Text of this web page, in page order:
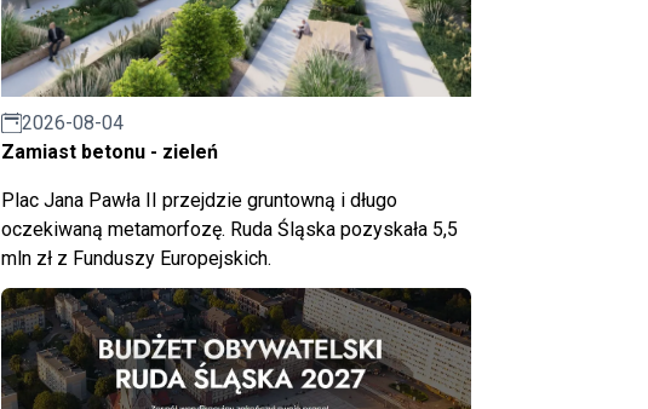
2026-08-04
Zamiast betonu - zieleń
Plac Jana Pawła II przejdzie gruntowną i długo
oczekiwaną metamorfozę. Ruda Śląska pozyskała 5,5
mln zł z Funduszy Europejskich.